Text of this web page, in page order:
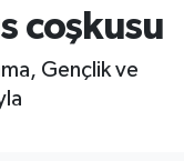
coşkusu
Gençlik ve